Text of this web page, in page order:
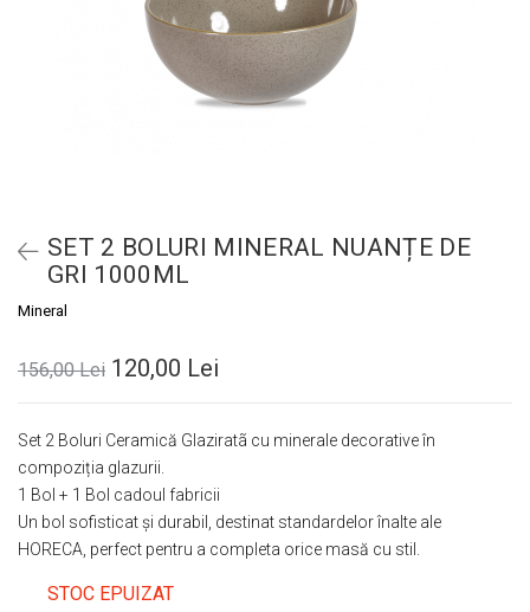
SET 2 BOLURI MINERAL NUANȚE DE
GRI 1000ML
Mineral
156,00 Lei 120,00 Lei
Set 2 Boluri Ceramică Glaziratã cu minerale decorative în
compoziția glazurii.
1 Bol + 1 Bol cadoul fabricii
Un bol sofisticat și durabil, destinat standardelor înalte ale
HORECA, perfect pentru a completa orice masă cu stil.
STOC EPUIZAT